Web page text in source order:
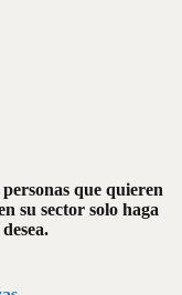
que quieren
su sector solo haga